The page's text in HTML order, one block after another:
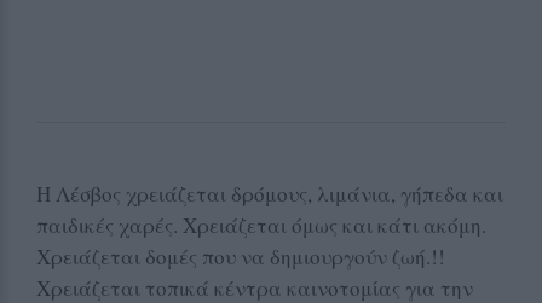
Η Λέσβος χρειάζεται δρόμους, λιμάνια, γήπεδα και
παιδικές χαρές. Χρειάζεται όμως και κάτι ακόμη.
Χρειάζεται δομές που να δημιουργούν ζωή.!!
Χρειάζεται τοπικά κέντρα καινοτομίας για την